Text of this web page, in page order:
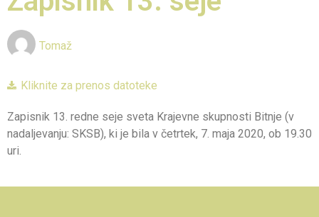
Tomaž
Kliknite za prenos datoteke
Zapisnik 13. redne seje sveta Krajevne skupnosti Bitnje (v
nadaljevanju: SKSB), ki je bila v četrtek, 7. maja 2020, ob 19.30
uri.